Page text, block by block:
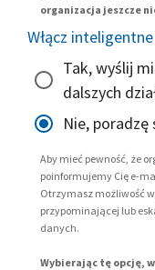
organizacja jeszcze
Włącz
Tak, wyślij
dalszych
Nie,
Aby mieć pewność, że
poinformujemy Cię e-
Otrzymasz możliwość
przypominającej lub
danych.
Wybierając tę opcję,